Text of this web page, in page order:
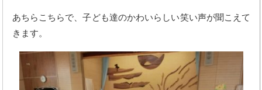
あちらこちらで、子ども達のかわいらしい笑い声が聞こえて
きます。